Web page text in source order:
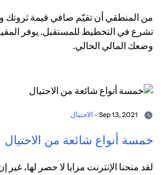
من المنطقي أن تقيّم صافي قيمة ثروتك
تشرع في التخطيط للمستقبل. يوفر
وضعك المالي الحالي.
الاحتيال
خمسة أنواع شائعة من الاحتيال
لقد منحنا الإنترنت مزايا لا حصر لها،